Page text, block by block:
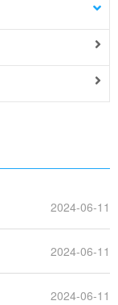
2024-06-11
2024-06-11
2024-06-11